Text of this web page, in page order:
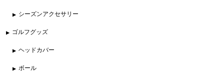
シーズンアクセサリー
ゴルフグッズ
ヘッドカバー
ボール